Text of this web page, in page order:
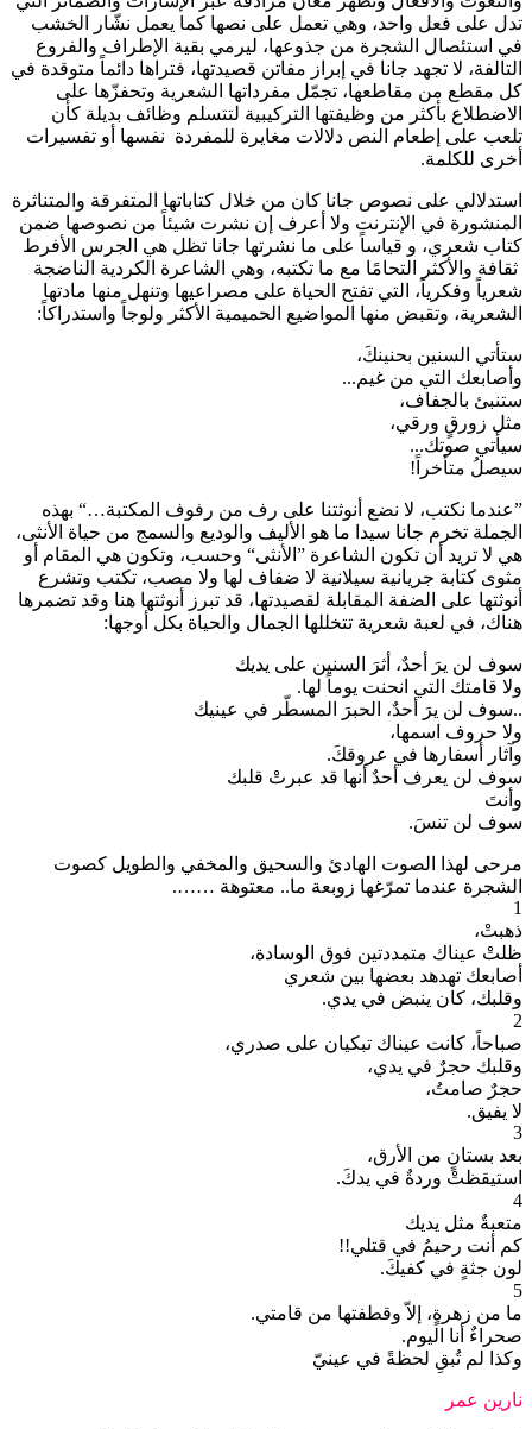
تدل على فعل واحد، وهي تعمل على نصها كما يعمل نشّار الخشب
في استئصال الشجرة من جذوعها، ليرمي بقية الإطراف والفروع
التالفة، لا تجهد جانا في إبراز مفاتن قصيدتها، فتراها دائماً متوقدة في
كل مقطع من مقاطعها، تجمّل مفرداتها الشعرية وتحفزّها على
الاضطلاع بأكثر من وظيفتها التركيبية لتتسلم وظائف بديلة كأن
تلعب على إطعام النص دلالات مغايرة للمفردة نفسها أو تفسيرات
أخرى للكلمة.
استدلالي على نصوص جانا كان من خلال كتاباتها المتفرقة والمتناثرة
المنشورة في الإنترنت ولا أعرف إن نشرت شيئاً من نصوصها ضمن
كتاب شعري، و قياساً على ما نشرتها جانا تظل هي الجرس الأفرط
ثقافة والأكثر التحامًا مع ما تكتبه، وهي الشاعرة الكردية الناضجة
شعرياً وفكرياً، التي تفتح الحياة على مصراعيها وتنهل منها مادتها
الشعرية، وتقبض منها المواضيع الحميمية الأكثر ولوجاً واستدراكاً:
ستأتي السنين بحنينكَ،
وأصابعك التي من غيم...
ستنبئ بالجفاف،
مثل زورقٍ ورقي،
سيأتي صوتك...
سيصلُ متأخراً!
”عندما نكتب، لا نضع أنوثتنا على رف من رفوف المكتبة…“ بهذه
الجملة تخرم جانا سيدا ما هو الأليف والوديع والسمج من حياة الأنثى،
هي لا تريد أن تكون الشاعرة ”الأنثى“ وحسب، وتكون هي المقام أو
مثوى كتابة جريانية سيلانية لا ضفاف لها ولا مصب، تكتب وتشرع
أنوثتها على الضفة المقابلة لقصيدتها، قد تبرز أنوثتها هنا وقد تضمرها
هناك، في لعبة شعرية تتخللها الجمال والحياة بكل أوجها:
سوف لن يرَ أحدٌ، أثرَ السنين على يديك
ولا قامتك التي انحنت يوماً لها.
.. سوف لن يرَ أحدٌ، الحبرَ المسطّر في عينيك
ولا حروف اسمها،
وآثار أسفارها في عروقكَ.
سوف لن يعرف أحدٌ أنها قد عبرتْ قلبك
وأنتَ
سوف لن تنسَ.
مرحى لهذا الصوت الهادئ والسحيق والمخفي والطويل كصوت
الشجرة عندما تمرّغها زوبعة ما.. معتوهة …….
1
ذهبتْ،
ظلتْ عيناك متمددتين فوق الوسادة،
أصابعك تهدهد بعضها بين شعري
وقلبك، كان ينبض في يدي.
صباحاً، كانت عيناك تبكيان على صدري،
وقلبك حجرٌ في يدي،
حجرٌ صامتُ،
لا يفيق.
3
بعد بستانٍ من الأرق،
استيقظتْ وردةٌ في يدكَ.
متعبةٌ مثل يديك
كم أنت رحيمُ في قتلي!!
لون جثةٍ في كفيكَ.
ما من زهرةٍ، إلاّ وقطفتها من قامتي.
صحراءٌ أنا اليوم.
وكذا لم تُبقِ لحظةً في عينيّ
نارين عمر